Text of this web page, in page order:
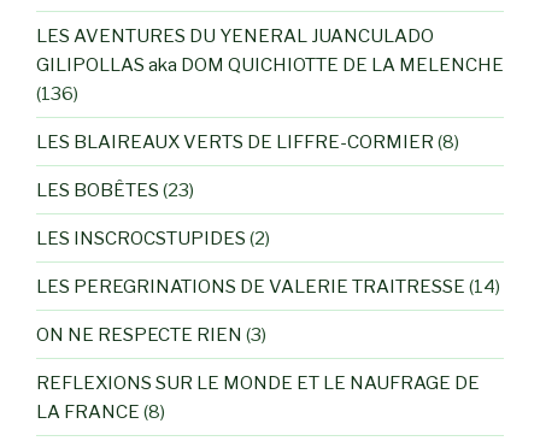
LES AVENTURES DU YENERAL JUANCULADO
GILIPOLLAS aka DOM QUICHIOTTE DE LA MELENCHE
(136)
LES BLAIREAUX VERTS DE LIFFRE-CORMIER (8)
LES BOBÊTES (23)
LES INSCROCSTUPIDES (2)
LES PEREGRINATIONS DE VALERIE TRAITRESSE (14)
ON NE RESPECTE RIEN (3)
REFLEXIONS SUR LE MONDE ET LE NAUFRAGE DE
LA FRANCE (8)